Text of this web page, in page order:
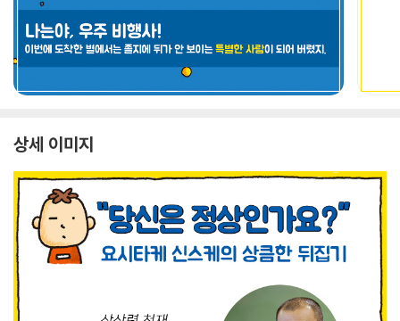
상세 이미지